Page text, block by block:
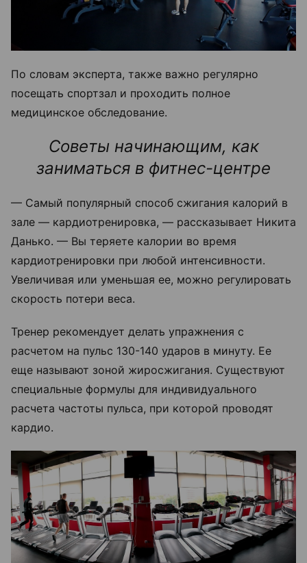
По словам эксперта, также важно регулярно
посещать спортзал и проходить полное
медицинское обследование.
Советы начинающим, как
заниматься в фитнес-центре
— Самый популярный способ сжигания калорий в
зале — кардиотренировка, — рассказывает Никита
Данько. — Вы теряете калории во время
кардиотренировки при любой интенсивности.
Увеличивая или уменьшая ее, можно регулировать
скорость потери веса.
Тренер рекомендует делать упражнения с
расчетом на пульс 130-140 ударов в минуту. Ее
еще называют зоной жиросжигания. Существуют
специальные формулы для индивидуального
расчета частоты пульса, при которой проводят
кардио.